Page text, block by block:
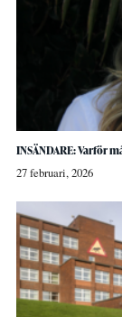
INSÄNDARE: Varför
27 februari, 2026